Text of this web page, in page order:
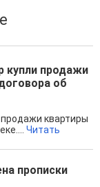
купли продажи
об
квартиры
Читать
прописки